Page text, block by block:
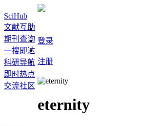
SciHub
文献互助
期刊查询
一搜即达
科研导航
即时热点
交流社区
登录
注册
eternity